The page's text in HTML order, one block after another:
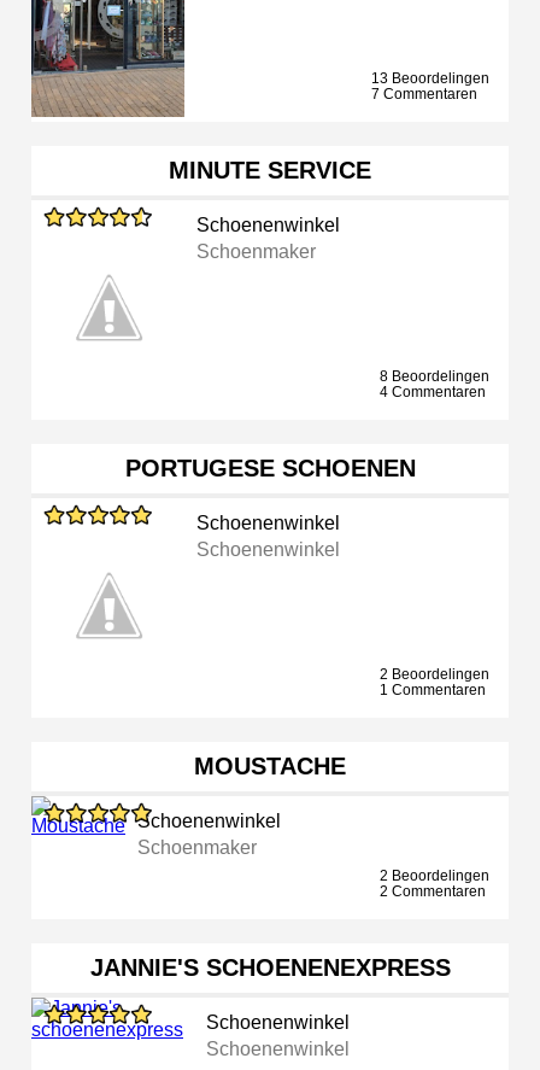
13 Beoordelingen
7 Commentaren
MINUTE SERVICE
Schoenenwinkel
Schoenmaker
8 Beoordelingen
4 Commentaren
PORTUGESE SCHOENEN
Schoenenwinkel
Schoenenwinkel
2 Beoordelingen
1 Commentaren
MOUSTACHE
Schoenenwinkel
Schoenmaker
2 Beoordelingen
2 Commentaren
JANNIE'S SCHOENENEXPRESS
Schoenenwinkel
Schoenenwinkel